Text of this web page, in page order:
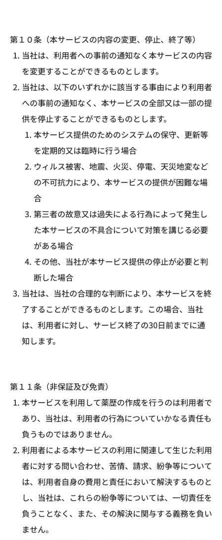
第１０条（本サービスの内容の変更、停止、終了等）
当社は、利用者への事前の通知なく本サービスの内容
を変更することができるものとします。
当社は、以下のいずれかに該当する事由により利用者
への事前の通知なく、本サービスの全部又は一部の提
供を停止することができるものとします。
本サービス提供のためのシステムの保守、更新等
を定期的又は臨時に行う場合
ウィルス被害、地震、火災、停電、天災地変など
の不可抗力により、本サービスの提供が困難な場
合
第三者の故意又は過失による行為によって発生し
た本サービスの不具合について対策を講じる必要
がある場合
その他、当社が本サービス提供の停止が必要と判
断した場合
当社は、当社の合理的な判断により、本サービスを終
了することができるものとします。この場合、当社
は、利用者に対し、サービス終了の30日前までに通
知します。
第１１条（非保証及び免責）
本サービスを利用して薬歴の作成を行うのは利用者で
あり、当社は、利用者の行為についていかなる責任も
負うものではありません。
利用者による本サービスの利用に関連して生じた利用
者に対する問い合わせ、苦情、請求、紛争等について
は、利用者自身の費用と責任において解決するものと
し、当社は、これらの紛争等については、一切責任を
負うことなく、また、その解決に関与する義務を負い
ません。